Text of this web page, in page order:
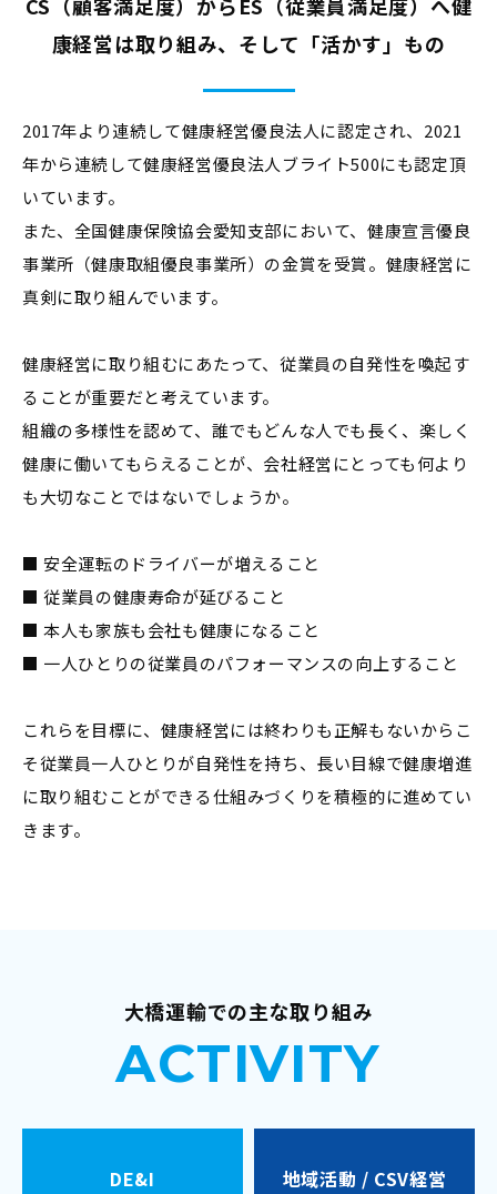
CS（顧客満足度）からES（従業員満足度）へ健
康経営は取り組み、そして「活かす」もの
2017年より連続して健康経営優良法人に認定され、2021
年から連続して健康経営優良法人ブライト500にも認定頂
いています。
また、全国健康保険協会愛知支部において、健康宣言優良
事業所（健康取組優良事業所）の金賞を受賞。健康経営に
真剣に取り組んでいます。
健康経営に取り組むにあたって、従業員の自発性を喚起す
ることが重要だと考えています。
組織の多様性を認めて、誰でもどんな人でも長く、楽しく
健康に働いてもらえることが、会社経営にとっても何より
も大切なことではないでしょうか。
■ 安全運転のドライバーが増えること
■ 従業員の健康寿命が延びること
■ 本人も家族も会社も健康になること
■ 一人ひとりの従業員のパフォーマンスの向上すること
これらを目標に、健康経営には終わりも正解もないからこ
そ従業員一人ひとりが自発性を持ち、長い目線で健康増進
に取り組むことができる仕組みづくりを積極的に進めてい
きます。
大橋運輸での主な取り組み
ACTIVITY
DE&I 地域活動 / CSV経営